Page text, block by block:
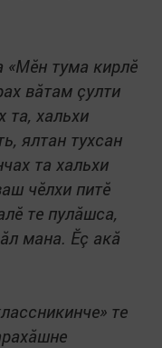
«Мӗн тума кирлӗ
вăтам çулти
та, хальхи
ялтан тухсан
та хальхи
чӗлхи питӗ
те пулăшса,
мана. Ӗç акă
те